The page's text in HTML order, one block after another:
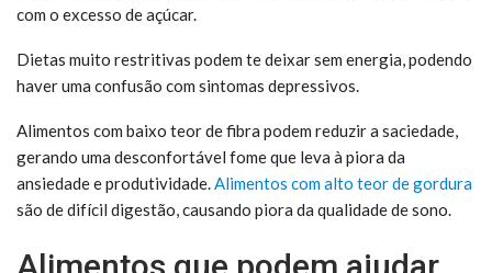
com o excesso de açúcar.
Dietas muito restritivas podem te deixar sem energia, podendo
haver uma confusão com sintomas depressivos.
Alimentos com baixo teor de fibra podem reduzir a saciedade,
gerando uma desconfortável fome que leva à piora da
ansiedade e produtividade.Alimentos com alto teor de gordura
são de difícil digestão, causando piora da qualidade de sono.